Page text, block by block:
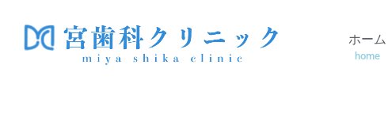
ホーム
home